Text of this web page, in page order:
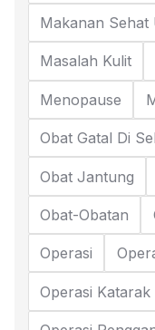
Makanan
Masalah Kulit
Menopause
Obat Gatal Di
Obat Jantung
Obat-Obatan
Operasi
Operasi Katarak